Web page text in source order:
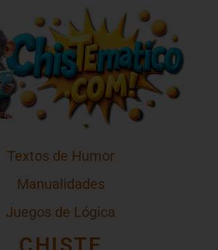
Textos de Humor
Manualidades
Juegos de Lógica